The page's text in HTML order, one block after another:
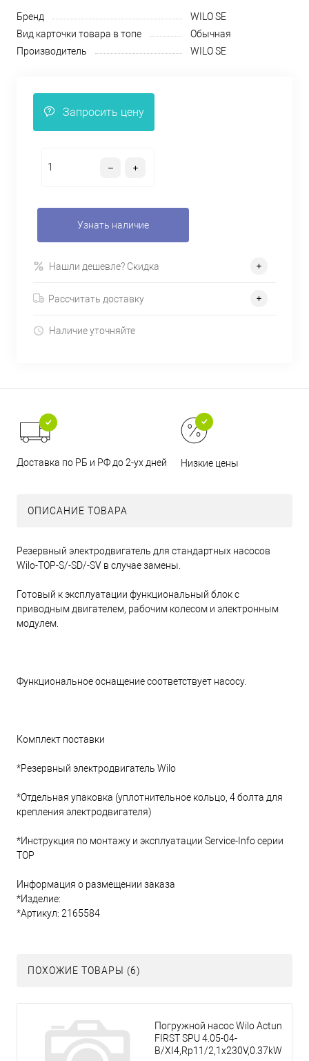
Бренд
WILO SE
Вид карточки товара в топе
Обычная
Производитель
WILO SE
Запросить цену
Узнать наличие
Нашли дешевле? Скидка
Рассчитать доставку
Наличие уточняйте
Доставка по РБ и РФ до 2-ух дней Низкие цены
ОПИСАНИЕ ТОВАРА
Резервный электродвигатель для стандартных насосов
Wilo-TOP-S/-SD/-SV в случае замены.
Готовый к эксплуатации функциональный блок с
приводным двигателем, рабочим колесом и электронным
модулем.
Функциональное оснащение соответствует насосу.
Комплект поставки
*Резервный электродвигатель Wilo
*Отдельная упаковка (уплотнительное кольцо, 4 болта для
крепления электродвигателя)
*Инструкция по монтажу и эксплуатации Service-Info серии
TOP
Информация о размещении заказа
*Изделие:
*Артикул: 2165584
ПОХОЖИЕ ТОВАРЫ (6)
Погружной насос Wilo Actun
FIRST SPU 4.05-04-
B/XI4,Rp11/2,1x230V,0.37kW